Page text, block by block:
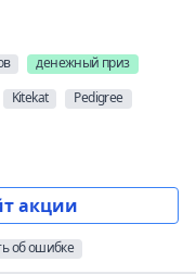
денежный приз
Kitekat
Pedigree
акции
об ошибке